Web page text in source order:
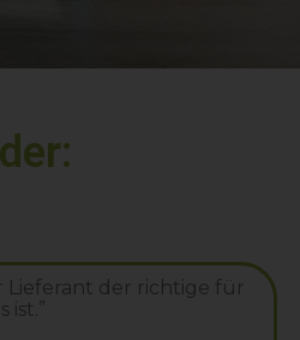
Lieferant der richtige für
ist.”